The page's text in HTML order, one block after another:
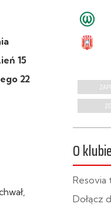
15
22
O
Resovia
Dołącz